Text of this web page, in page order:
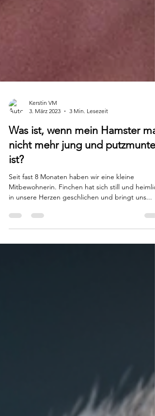
3. März 2023
3 Min. Lesezeit
Was ist, wenn mein Hamster mal
nicht mehr jung und putzmunter
ist?
Seit fast 8 Monaten haben wir eine kleine
in unsere Herzen geschlichen und bringt uns...